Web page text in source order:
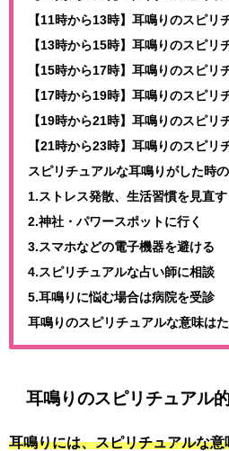
【11時から13時】耳鳴りのスピリ
【13時から15時】耳鳴りのスピリ
【15時から17時】耳鳴りのスピリ
【17時から19時】耳鳴りのスピリ
【19時から21時】耳鳴りのスピリ
【21時から23時】耳鳴りのスピリ
スピリチュアルな耳鳴りがした時
1.ストレス発散、生活習慣を見直す
2.神社・パワースポットに行く
3.スマホなどの電子機器を避ける
4.スピリチュアルな占い師に相談
5.耳鳴りに悩む場合は病院を受診
耳鳴りのスピリチュアルな意味は
耳鳴りのスピリチュアル
耳鳴りには、スピリチュアルな意